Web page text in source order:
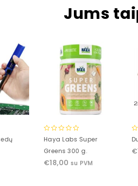
Jums
0
of
5
Haya Labs Super
Greens 300 g.
€18,00 su PVM
0
of
€